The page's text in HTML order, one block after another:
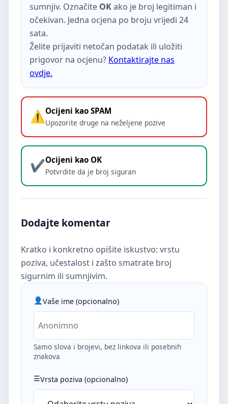
sumnjiv. Označite OKako je broj legitiman i
očekivan. Jedna ocjena po broju vrijedi 24
sata.
Želite prijaviti netočan podatak ili uložiti
prigovor na ocjenu? Kontaktirajte nas
ovdje.
Ocijeni kao SPAM
Upozorite druge na neželjene pozive
Ocijeni kao OK
Potvrdite da je broj siguran
Dodajte komentar
Kratko i konkretno opišite iskustvo: vrstu
poziva, učestalost i zašto smatrate broj
sigurnim ili sumnjivim.
Vaše ime (opcionalno)
Samo slova i brojevi, bez linkova ili posebnih
znakova
Vrsta poziva (opcionalno)